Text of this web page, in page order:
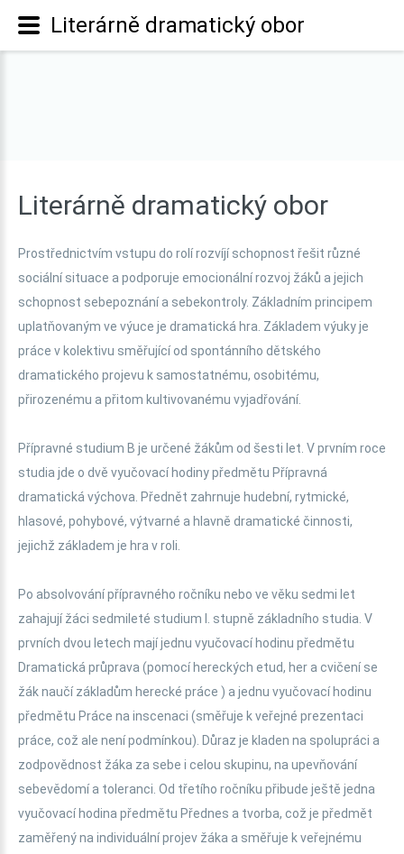
Literárně dramatický obor
Prostřednictvím vstupu do rolí rozvíjí schopnost řešit různé
sociální situace a podporuje emocionální rozvoj žáků a jejich
schopnost sebepoznání a sebekontroly. Základním principem
uplatňovaným ve výuce je dramatická hra. Základem výuky je
práce v kolektivu směřující od spontánního dětského
dramatického projevu k samostatnému, osobitému,
přirozenému a přitom kultivovanému vyjadřování.
Přípravné studium B je určené žákům od šesti let. V prvním roce
studia jde o dvě vyučovací hodiny předmětu Přípravná
dramatická výchova. Přednět zahrnuje hudební, rytmické,
hlasové, pohybové, výtvarné a hlavně dramatické činnosti,
jejichž základem je hra v roli.
Po absolvování přípravného ročníku nebo ve věku sedmi let
zahajují žáci sedmileté studium I. stupně základního studia. V
prvních dvou letech mají jednu vyučovací hodinu předmětu
Dramatická průprava (pomocí hereckých etud, her a cvičení se
žák naučí základům herecké práce ) a jednu vyučovací hodinu
předmětu Práce na inscenaci (směřuje k veřejné prezentaci
práce, což ale není podmínkou). Důraz je kladen na spolupráci a
zodpovědnost žáka za sebe i celou skupinu, na upevňování
sebevědomí a toleranci. Od třetího ročníku přibude ještě jedna
vyučovací hodina předmětu Přednes a tvorba, což je předmět
zaměřený na individuální projev žáka a směřuje k veřejnému
Literárně dramatický obor